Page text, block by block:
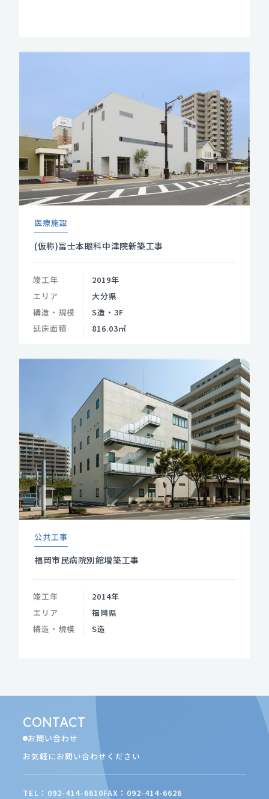
医療施設
(仮称)冨士本眼科中津院新築工事
竣工年
2019年
エリア
大分県
構造・規模
S造・3F
延床面積
816.03㎡
公共工事
福岡市民病院別館増築工事
竣工年
2014年
エリア
福岡県
構造・規模
S造
CONTACT
お問い合わせ
お気軽にお問い合わせください
TEL：092-414-6610FAX：092-414-6626